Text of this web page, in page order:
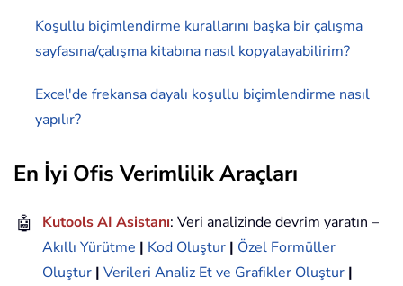
Koşullu biçimlendirme kurallarını başka bir çalışma
sayfasına/çalışma kitabına nasıl kopyalayabilirim?
Excel'de frekansa dayalı koşullu biçimlendirme nasıl
yapılır?
En İyi Ofis Verimlilik Araçları
🤖 Kutools AI Asistanı: Veri analizinde devrim yaratın –
Akıllı Yürütme | Kod Oluştur | Özel Formüller
Oluştur | Verileri Analiz Et ve Grafikler Oluştur |